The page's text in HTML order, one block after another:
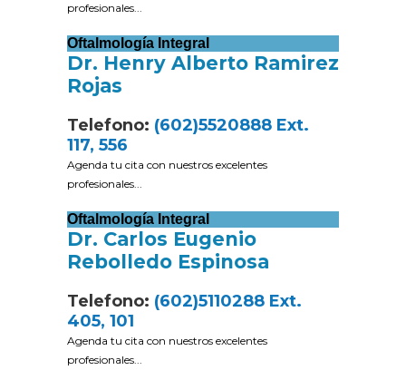
profesionales...
Oftalmología Integral
Dr. Henry Alberto Ramirez
Rojas
Telefono: (602)5520888 Ext.
117, 556
Agenda tu cita con nuestros excelentes
profesionales...
Oftalmología Integral
Dr. Carlos Eugenio
Rebolledo Espinosa
Telefono: (602)5110288 Ext.
405, 101
Agenda tu cita con nuestros excelentes
profesionales...